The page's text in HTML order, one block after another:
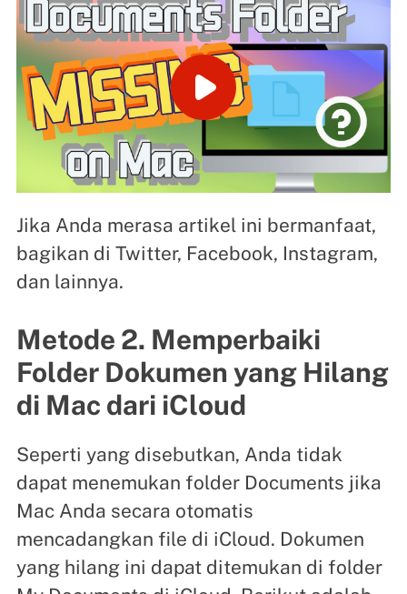
Jika Anda merasa artikel ini bermanfaat,
bagikan di Twitter, Facebook, Instagram,
dan lainnya.
Metode 2. Memperbaiki
Folder Dokumen yang Hilang
di Mac dari iCloud
Seperti yang disebutkan, Anda tidak
dapat menemukan folder Documents jika
Mac Anda secara otomatis
mencadangkan file di iCloud. Dokumen
yang hilang ini dapat ditemukan di folder